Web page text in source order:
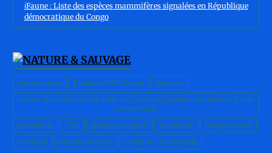
ℹ️Faune : Liste des espèces mammifères signalées en République
démocratique du Congo
coronavirus Kinshasa RD Congo
budgets
un ver marin pourrait aider les patients gravement touchés par le
coronavirus
pandémie
FMI groupe sanguin économie
lavage mains
Covid-19
vaccin covid-19
Covid-19 : L'arénicole